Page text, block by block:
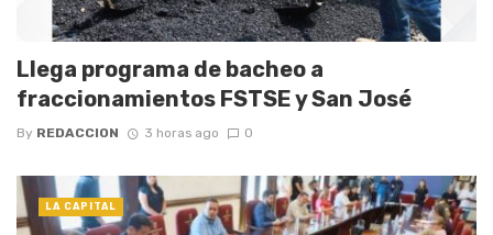
Llega programa de bacheo a
fraccionamientos FSTSE y San José
By REDACCION 3 horas ago 0
LA CAPITAL